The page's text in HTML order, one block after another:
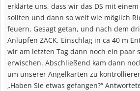
erklärte uns, dass wir das DS mit
sollten und dann so weit wie möglich
feuern. Gesagt getan, und nach dem
Anlupfen ZACK, Einschlag in ca 40 m
wir am letzten Tag dann noch ein paar
erwischen. Abschließend kam dann
um unserer Angelkarten zu
„Haben Sie etwas gefangen?“